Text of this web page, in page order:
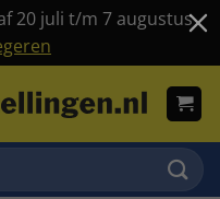
20 juli t/m 7 augustus